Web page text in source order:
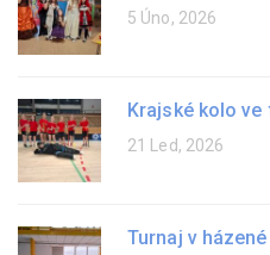
5 Úno, 2026
Krajské kolo
21 Led, 2026
Turnaj v